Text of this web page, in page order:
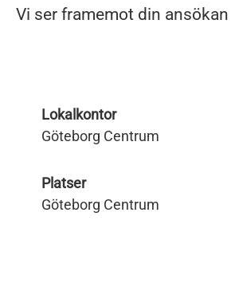
Vi ser framemot din ansökan
Lokalkontor
Göteborg Centrum
Platser
Göteborg Centrum